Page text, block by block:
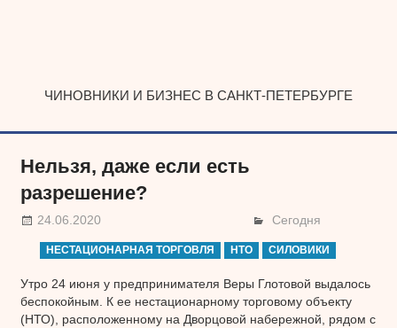
ЧИНОВНИКИ И БИЗНЕС В САНКТ-ПЕТЕРБУРГЕ
Нельзя, даже если есть
разрешение?
24.06.2020 Сегодня
НЕСТАЦИОНАРНАЯ ТОРГОВЛЯ НТО СИЛОВИКИ
Утро 24 июня у предпринимателя Веры Глотовой выдалось
беспокойным. К ее нестационарному торговому объекту
(НТО), расположенному на Дворцовой набережной, рядом с